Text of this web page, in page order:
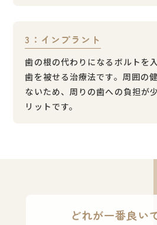
3：インプラント
歯の根の代わりになるボルトを
歯を被せる治療法です。周囲の
ないため、周りの歯への負担が
リットです。
どれが一番良い